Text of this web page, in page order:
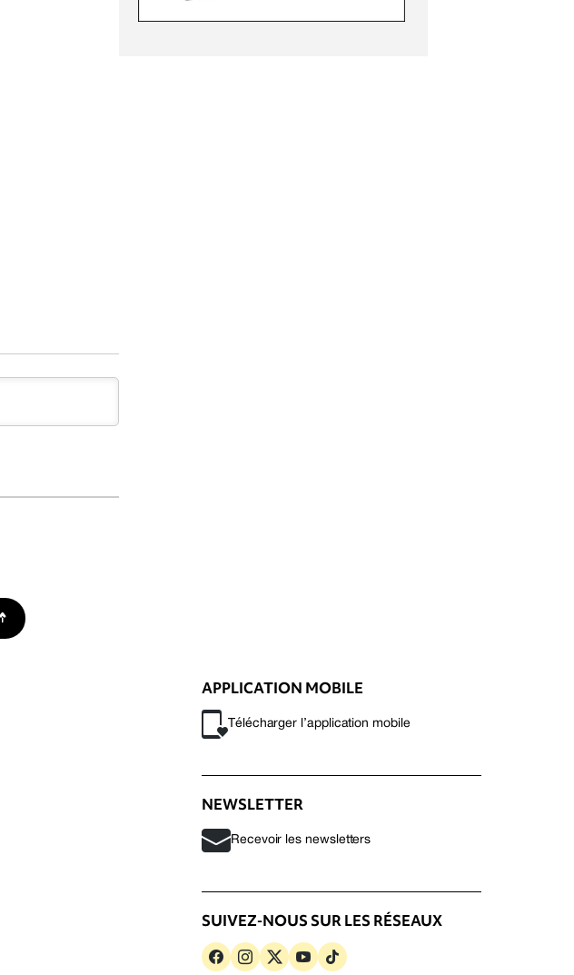
APPLICATION MOBILE
Télécharger l’application mobile
NEWSLETTER
Recevoir les newsletters
SUIVEZ-NOUS SUR LES RÉSEAUX